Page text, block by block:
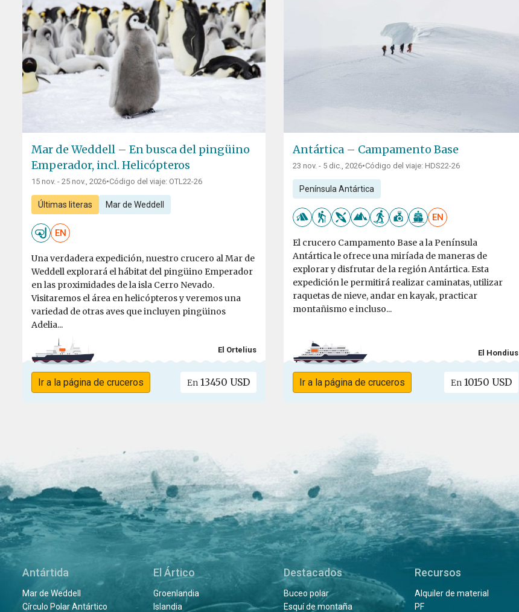
Mar de Weddell – En busca del pingüino
Emperador, incl. Helicópteros
15 nov. - 25 nov., 2026•Código del viaje: OTL22-26
Últimas literas Mar de Weddell
EN
Una verdadera expedición, nuestro crucero al Mar de
Weddell explorará el hábitat del pingüino Emperador
en las proximidades de la isla Cerro Nevado.
Visitaremos el área en helicópteros y veremos una
variedad de otras aves que incluyen pingüinos
Adelia...
El Ortelius
Ir a la página de cruceros En 13450 USD
Antártica – Campamento Base
23 nov. - 5 dic., 2026•Código del viaje: HDS22-26
Península Antártica
EN
El crucero Campamento Base a la Península
Antártica le ofrece una miríada de maneras de
explorar y disfrutar de la región Antártica. Esta
expedición le permitirá realizar caminatas, utilizar
raquetas de nieve, andar en kayak, practicar
montañismo e incluso...
El Hondius
Ir a la página de cruceros En10150 USD
Antártida
Mar de Weddell
Círculo Polar Antártico
El Ártico
Groenlandia
Islandia
Destacados
Buceo polar
Esquí de montaña
Recursos
Alquiler de material
PF